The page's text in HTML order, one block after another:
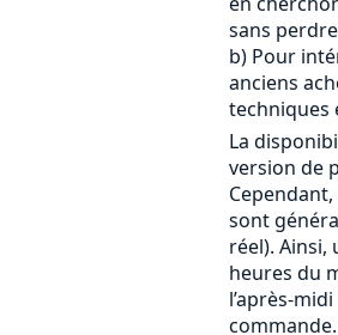
sans
b) Pour
anciens
techniques
La
version de
sont
réel).
heures du
l’après-